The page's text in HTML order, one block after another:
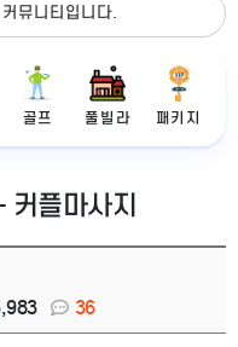
뮤니티입니다.
골프 풀빌라 패키지
커플마사지
36